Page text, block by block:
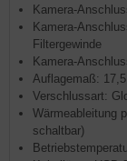
Kamera-
Kamera-
Filtergewinde
Kamera-
Auflagemaß:
Verschlussart:
Wärmeableitung
schaltbar)